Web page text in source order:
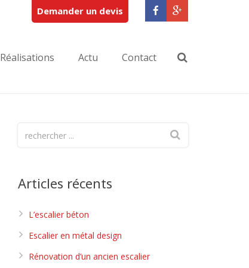
Demander un devis
Réalisations Actu Contact
Articles récents
L’escalier béton
Escalier en métal design
Rénovation d’un ancien escalier